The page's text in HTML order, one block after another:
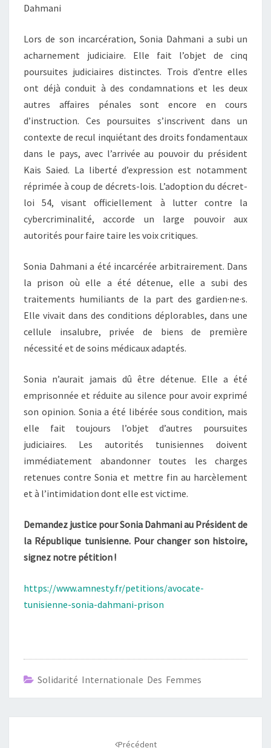
Dahmani
Lors de son incarcération, Sonia Dahmani a subi un
acharnement judiciaire. Elle fait l’objet de cinq
poursuites judiciaires distinctes. Trois d’entre elles
ont déjà conduit à des condamnations et les deux
autres affaires pénales sont encore en cours
d’instruction. Ces poursuites s’inscrivent dans un
contexte de recul inquiétant des droits fondamentaux
dans le pays, avec l’arrivée au pouvoir du président
Kais Saied. La liberté d’expression est notamment
réprimée à coup de décrets-lois. L’adoption du décret-
loi 54, visant officiellement à lutter contre la
cybercriminalité, accorde un large pouvoir aux
autorités pour faire taire les voix critiques.
Sonia Dahmani a été incarcérée arbitrairement. Dans
la prison où elle a été détenue, elle a subi des
traitements humiliants de la part des gardien·ne·s.
Elle vivait dans des conditions déplorables, dans une
cellule insalubre, privée de biens de première
nécessité et de soins médicaux adaptés.
Sonia n’aurait jamais dû être détenue. Elle a été
emprisonnée et réduite au silence pour avoir exprimé
son opinion. Sonia a été libérée sous condition, mais
elle fait toujours l’objet d’autres poursuites
judiciaires. Les autorités tunisiennes doivent
immédiatement abandonner toutes les charges
retenues contre Sonia et mettre fin au harcèlement
et à l’intimidation dont elle est victime.
Demandez justice pour Sonia Dahmani au Président de
la République tunisienne. Pour changer son histoire,
signez notre pétition !
https://www.amnesty.fr/petitions/avocate-
tunisienne-sonia-dahmani-prison
Solidarité Internationale Des Femmes
Précédent